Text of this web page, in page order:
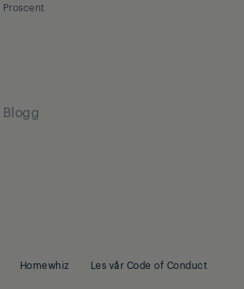
Proscent
Blogg
Homewhiz Les vår Code of Conduct